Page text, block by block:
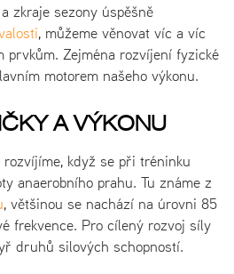
zkraje sezony úspěšně
, můžeme věnovat víc a víc
prvkům. Zejména rozvíjení fyzické
motorem našeho výkonu.
A VÝKONU
když se při tréninku
anaerobního prahu. Tu známe z
, většinou se nachází na úrovni 85
frekvence. Pro cílený rozvoj síly
druhů silových schopností.